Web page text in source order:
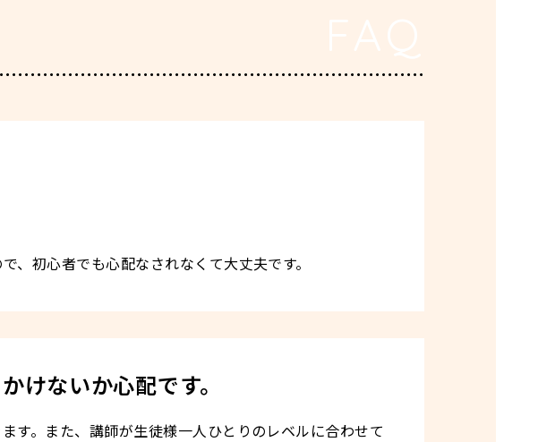
、初心者でも心配なされなくて大丈夫です。
けないか心配です。
す。また、講師が生徒様一人ひとりのレベルに合わせて